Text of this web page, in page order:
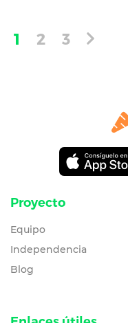
1 2 3
Proyecto
Equipo
Independencia
Blog